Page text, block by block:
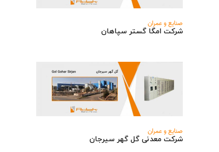
صنایع و عمران
شرکت امگا گستر سپاهان
صنایع و عمران
شرکت معدنی گل گهر سیرجان